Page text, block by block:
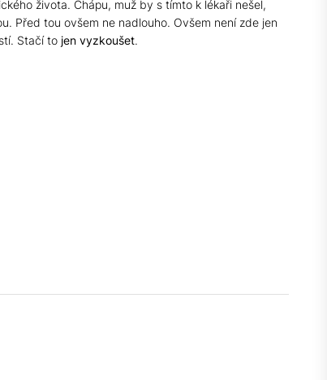
života. Chápu, muž by s tímto k lékaři nešel,
Před tou ovšem ne nadlouho. Ovšem není zde jen
Stačí to jen vyzkoušet.